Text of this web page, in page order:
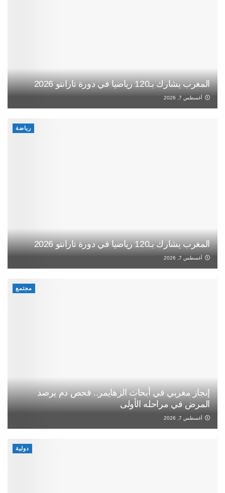
المغرب يشارك بـ120 رياضيا في دورة تارانتو 2026
أغسطس 7, 2026
رياضة
المغرب يشارك بـ120 رياضيا في دورة تارانتو 2026
أغسطس 7, 2026
مجتمع
إنجاز مغربي في أبحاث الزهايمر.. فحص دم يرصد
المرض في مراحله الأولى
أغسطس 7, 2026
دولية